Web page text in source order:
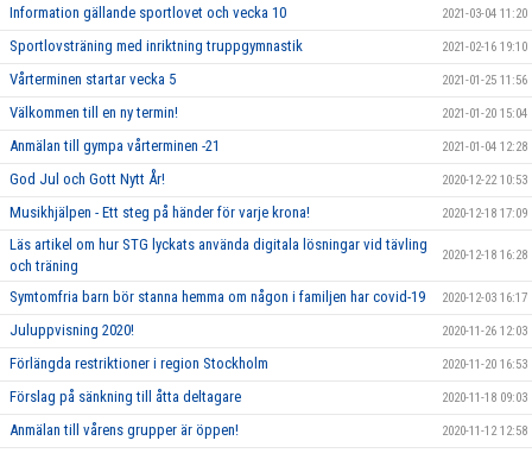
Information gällande sportlovet och vecka 10 2021-03-04 11:20
Sportlovsträning med inriktning truppgymnastik 2021-02-16 19:10
Vårterminen startar vecka 5 2021-01-25 11:56
Välkommen till en ny termin! 2021-01-20 15:04
Anmälan till gympa vårterminen -21 2021-01-04 12:28
God Jul och Gott Nytt År! 2020-12-22 10:53
Musikhjälpen - Ett steg på händer för varje krona! 2020-12-18 17:09
Läs artikel om hur STG lyckats använda digitala lösningar vid tävling
och träning
2020-12-18 16:28
Symtomfria barn bör stanna hemma om någon i familjen har covid-19 2020-12-03 16:17
Juluppvisning 2020! 2020-11-26 12:03
Förlängda restriktioner i region Stockholm 2020-11-20 16:53
Förslag på sänkning till åtta deltagare 2020-11-18 09:03
Anmälan till vårens grupper är öppen! 2020-11-12 12:58